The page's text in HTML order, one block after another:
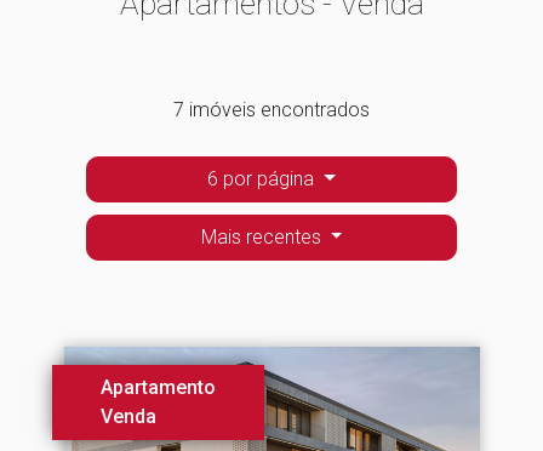
7 imóveis encontrados
6 por página
Mais recentes
Apartamento
Venda